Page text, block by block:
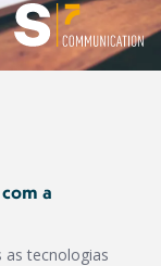
a
as tecnologias